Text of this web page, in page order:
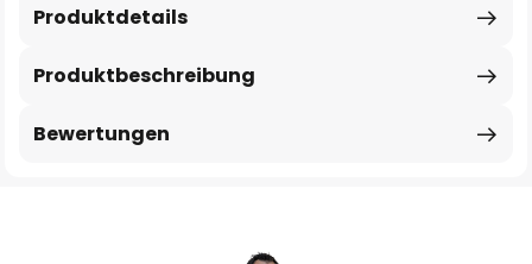
Produktbeschreibung
Produktdetails
Bewertungen